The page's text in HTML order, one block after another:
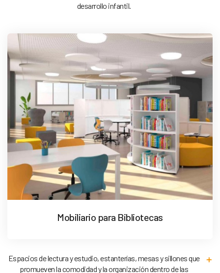
desarrollo infantil.
Mobiliario para Bibliotecas
Espacios de lectura y estudio, estanterías, mesas y sillones que
promueven la comodidad y la organización dentro de las